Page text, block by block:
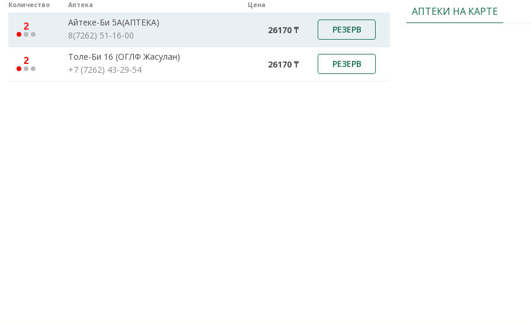
Количество Аптека Цена
2
Айтеке-Би 5А(АПТЕКА)
8(7262) 51-16-00
26170 ₸ РЕЗЕРВ
2
Толе-Би 16 (ОГЛФ Жасулан)
+7 (7262) 43-29-54
26170 ₸ РЕЗЕРВ
АПТЕКИ НА КАРТЕ